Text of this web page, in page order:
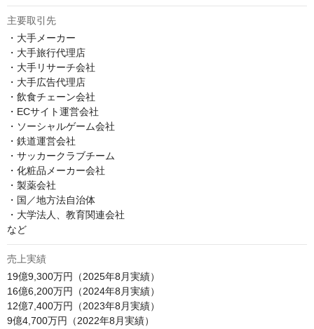
主要取引先
・大手メーカー
・大手旅行代理店
・大手リサーチ会社
・大手広告代理店
・飲食チェーン会社
・ECサイト運営会社
・ソーシャルゲーム会社
・鉄道運営会社
・サッカークラブチーム
・化粧品メーカー会社
・製薬会社
・国／地方法自治体
・大学法人、教育関連会社
など
売上実績
19億9,300万円（2025年8月実績）
16億6,200万円（2024年8月実績）
12億7,400万円（2023年8月実績）
9億4,700万円（2022年8月実績）